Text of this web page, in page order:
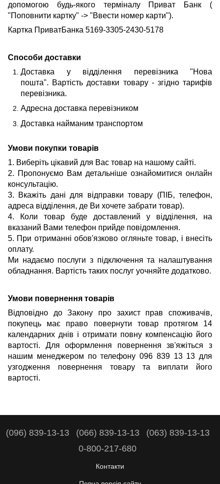
допомогою будь-якого терміналу Приват Банк (
"Поповнити картку" -> "Ввести номер карти").
Картка ПриватБанка 5169-3305-2430-5178
Способи доставки
Доставка у відділення перевізника "Нова
пошта". Вартість доставки товару - згідно тарифів
перевізника.
Адресна доставка перевізником
Доставка найманим транспортом
Умови покупки товарів
1. Виберіть цікавий для Вас товар на нашому сайті.
2. Пропонуємо Вам детальніше ознайомитися онлайн
консультацію.
3. Вкажіть дані для відправки товару (ПІБ, телефон,
адреса відділення, де Ви хочете забрати товар).
4. Коли товар буде доставлений у відділення, на
вказаний Вами телефон прийде повідомлення.
5. При отриманні обов'язково огляньте товар, і внесіть
оплату.
Ми надаємо послуги з підключення та налаштування
обладнання. Вартість таких послуг уочняйте додатково.
Умови повернення товарів
Відповідно до Закону про захист прав споживачів,
покупець має право повернути товар протягом 14
календарних днів і отримати повну компенсацію його
вартості. Для оформлення повернення зв'яжіться з
нашим менеджером по телефону 096 839 13 13 для
узгодження повернення товару та виплати його
вартості.
(096) 839-13-13 (066) 839-13-13
(063) 839-13-13
0-800-217-680
Контакти